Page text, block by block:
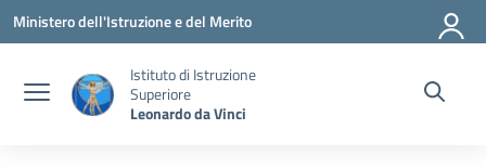
Vai ai contenuti
Vai al menu di navigazione
Vai al footer
Ministero dell'Istruzione e del Merito
Istituto di Istruzione
Superiore
Leonardo da Vinci